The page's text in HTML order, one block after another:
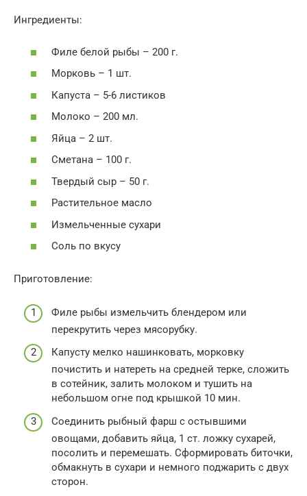
Ингредиенты:
Филе белой рыбы – 200 г.
Морковь – 1 шт.
Капуста – 5-6 листиков
Молоко – 200 мл.
Яйца – 2 шт.
Сметана – 100 г.
Твердый сыр – 50 г.
Растительное масло
Измельченные сухари
Соль по вкусу
Приготовление:
Филе рыбы измельчить блендером или
перекрутить через мясорубку.
Капусту мелко нашинковать, морковку
почистить и натереть на средней терке, сложить
в сотейник, залить молоком и тушить на
небольшом огне под крышкой 10 мин.
Соединить рыбный фарш с остывшими
овощами, добавить яйца, 1 ст. ложку сухарей,
посолить и перемешать. Сформировать биточки,
обмакнуть в сухари и немного поджарить с двух
сторон.